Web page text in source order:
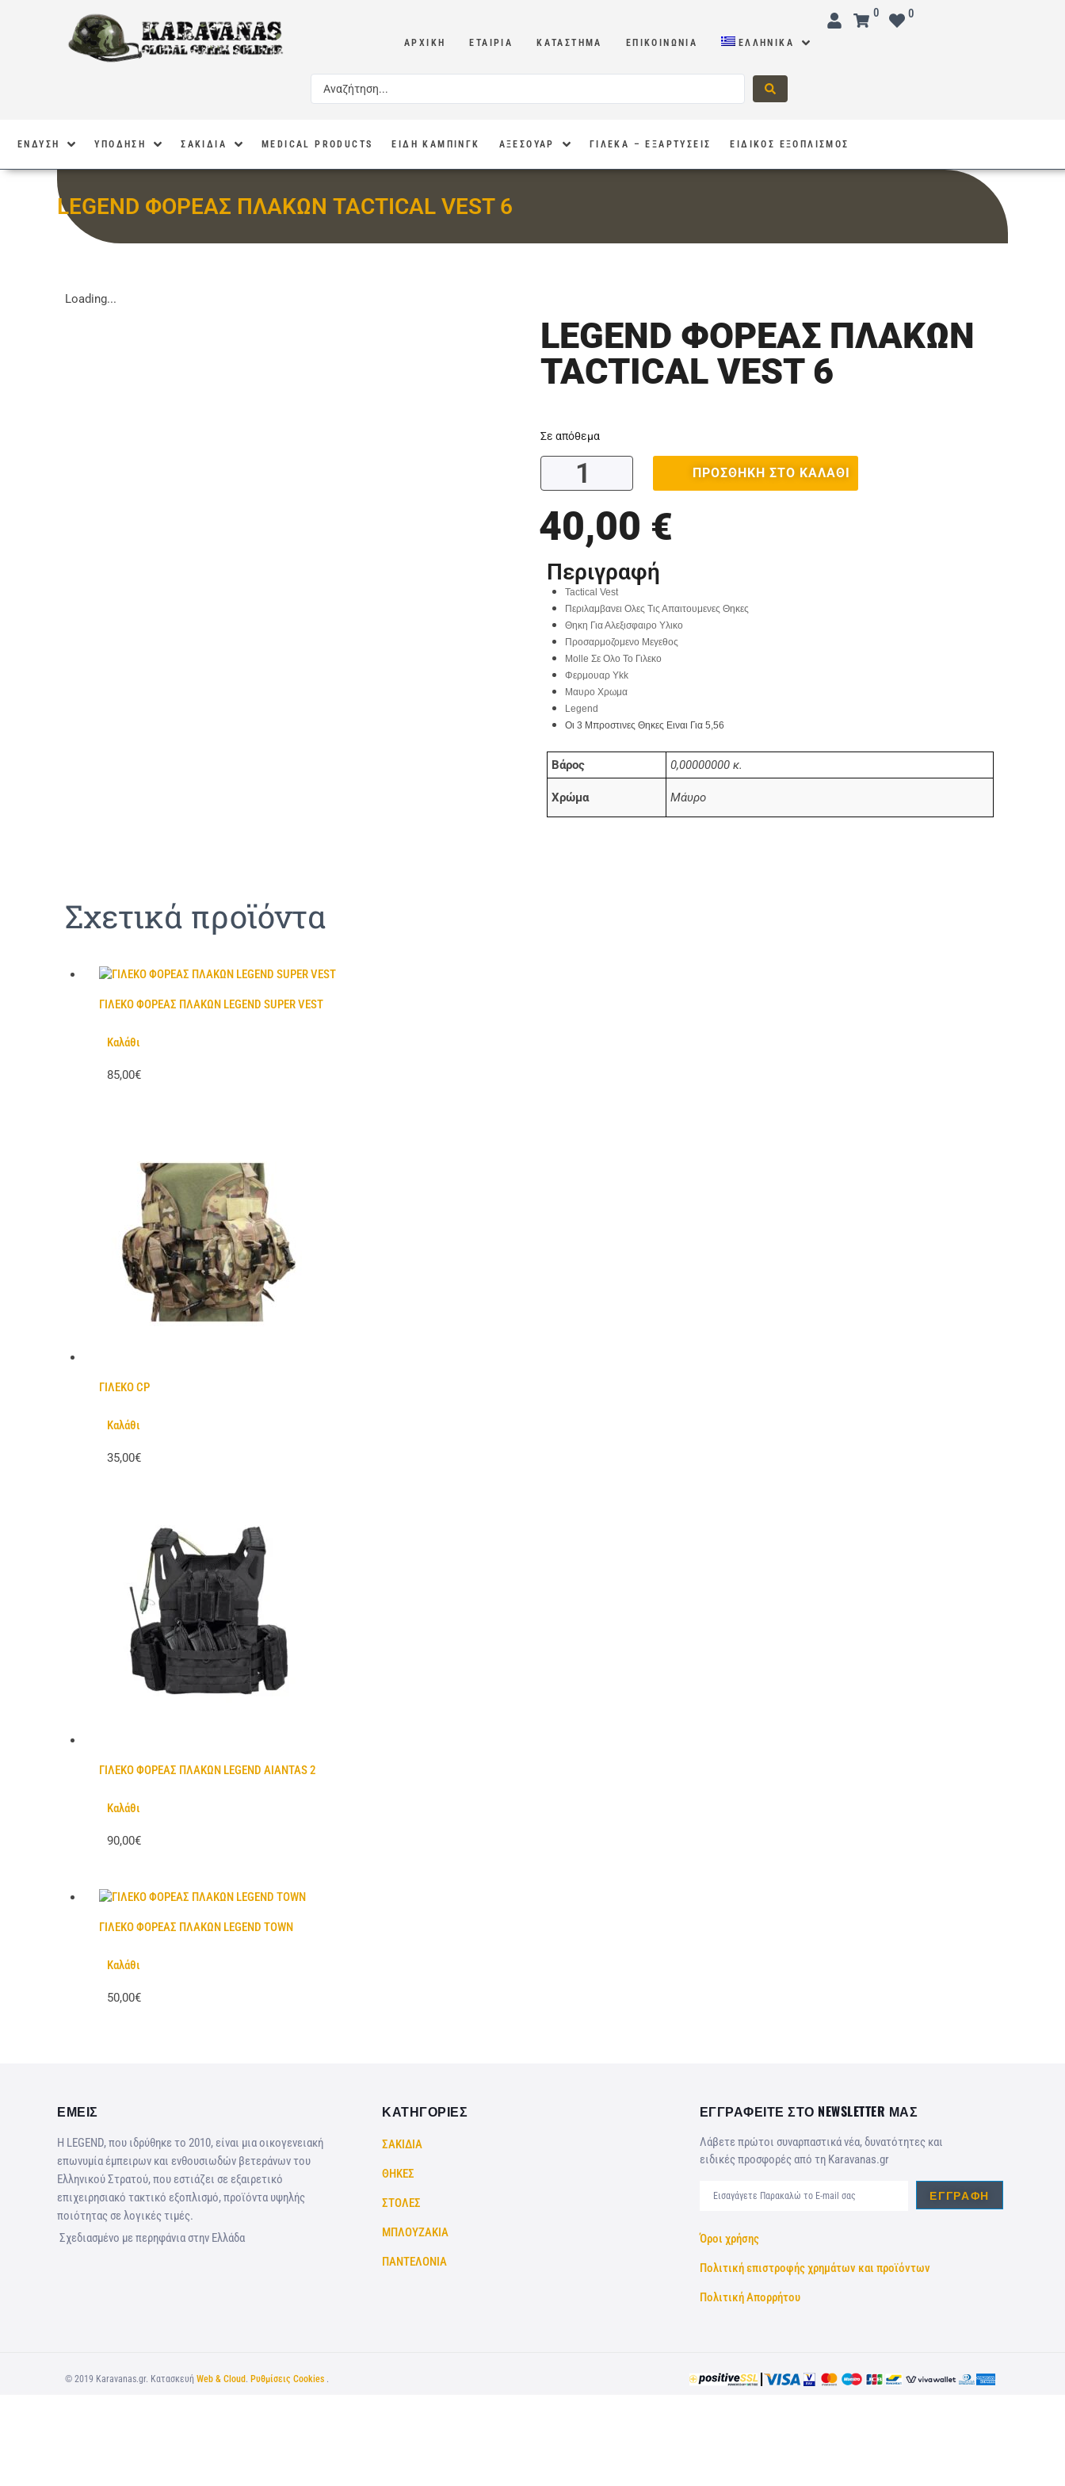
ΑΡΧΙΚΉ ΕΤΑΙΡΊΑ ΚΑΤΆΣΤΗΜΑ ΕΠΙΚΟΙΝΩΝΊΑ ΕΛΛΗΝΙΚΆ
0 0
ΕΝΔΥΣΗ ΥΠΟΔΗΣΗ ΣΑΚΙΔΙΑ MEDICAL PRODUCTS ΕΙΔΗ ΚΑΜΠΙΝΓΚ ΑΞΕΣΟΥΑΡ ΓΙΛΕΚΑ – ΕΞΑΡΤΥΣΕΙΣ ΕΙΔΙΚΟΣ ΕΞΟΠΛΙΣΜΟΣ
LEGEND ΦΟΡΕΑΣ ΠΛΑΚΩΝ TACTICAL VEST 6
Loading...
LEGEND ΦΟΡΕΑΣ ΠΛΑΚΩΝ
TACTICAL VEST 6
Σε απόθεμα
ΠΡΟΣΘΉΚΗ ΣΤΟ ΚΑΛΆΘΙ
40,00 €
Περιγραφή
Tactical Vest
Περιλαμβανει Ολες Τις Απαιτουμενες Θηκες
Θηκη Για Αλεξισφαιρο Υλικο
Προσαρμοζομενο Μεγεθος
Molle Σε Ολο Το Γιλεκο
Φερμουαρ Ykk
Μαυρο Χρωμα
Legend
Οι 3 Μπροστινες Θηκες Ειναι Για 5,56
Βάρος 0,00000000 κ.
Χρώμα Μάυρο
Σχετικά προϊόντα
ΓΙΛΕΚΟ ΦΟΡΕΑΣ ΠΛΑΚΩΝ LEGEND SUPER VEST
Καλάθι
85,00€
ΓΙΛΕΚΟ CP
Καλάθι
35,00€
ΓΙΛΕΚΟ ΦΟΡΕΑΣ ΠΛΑΚΩΝ LEGEND AIANTAS 2
Καλάθι
90,00€
ΓΙΛΕΚΟ ΦΟΡΕΑΣ ΠΛΑΚΩΝ LEGEND TOWN
Καλάθι
50,00€
ΕΜΕΙΣ
Η LEGEND, που ιδρύθηκε το 2010, είναι μια οικογενειακή
επωνυμία έμπειρων και ενθουσιωδών βετεράνων του
Ελληνικού Στρατού, που εστιάζει σε εξαιρετικό
επιχειρησιακό τακτικό εξοπλισμό, προϊόντα υψηλής
ποιότητας σε λογικές τιμές.
Σχεδιασμένο με περηφάνια στην Ελλάδα
ΚΑΤΗΓΟΡΙΕΣ
ΣΑΚΙΔΙΑ
ΘΗΚΕΣ
ΣΤΟΛΕΣ
ΜΠΛΟΥΖΑΚΙΑ
ΠΑΝΤΕΛΟΝΙΑ
ΕΓΓΡΑΦΕΙΤΕ ΣΤΟ NEWSLETTER ΜΑΣ
Λάβετε πρώτοι συναρπαστικά νέα, δυνατότητες και
ειδικές προσφορές από τη Karavanas.gr
ΕΓΓΡΑΦΉ
Όροι χρήσης
Πολιτική επιστροφής χρημάτων και προϊόντων
Πολιτική Απορρήτου
© 2019 Karavanas.gr. Κατασκευή Web & Cloud. Ρυθμίσεις Cookies .